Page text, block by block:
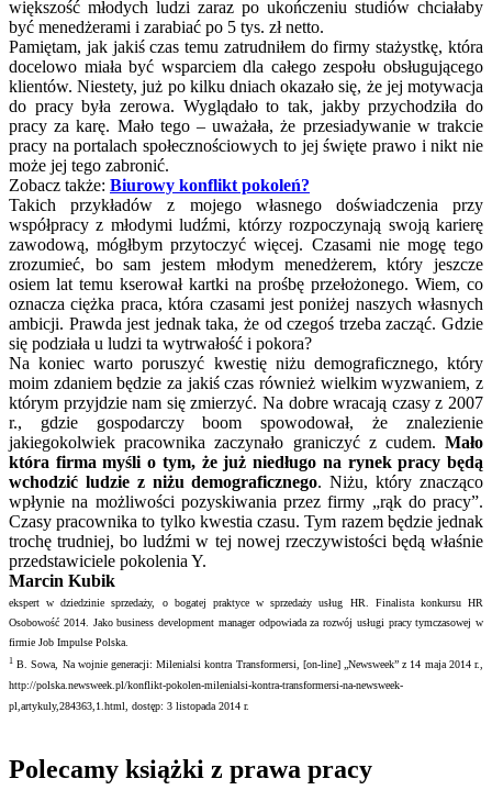
większość młodych ludzi zaraz po ukończeniu studiów chciałaby
być menedżerami i zarabiać po 5 tys. zł netto.
Pamiętam, jak jakiś czas temu zatrudniłem do firmy stażystkę, która
docelowo miała być wsparciem dla całego zespołu obsługującego
klientów. Niestety, już po kilku dniach okazało się, że jej motywacja
do pracy była zerowa. Wyglądało to tak, jakby przychodziła do
pracy za karę. Mało tego – uważała, że przesiadywanie w trakcie
pracy na portalach społecznościowych to jej święte prawo i nikt nie
może jej tego zabronić.
Zobacz także: Biurowy konflikt pokoleń?
Takich przykładów z mojego własnego doświadczenia przy
współpracy z młodymi ludźmi, którzy rozpoczynają swoją karierę
zawodową, mógłbym przytoczyć więcej. Czasami nie mogę tego
zrozumieć, bo sam jestem młodym menedżerem, który jeszcze
osiem lat temu kserował kartki na prośbę przełożonego. Wiem, co
oznacza ciężka praca, która czasami jest poniżej naszych własnych
ambicji. Prawda jest jednak taka, że od czegoś trzeba zacząć. Gdzie
się podziała u ludzi ta wytrwałość i pokora?
Na koniec warto poruszyć kwestię niżu demograficznego, który
moim zdaniem będzie za jakiś czas również wielkim wyzwaniem, z
którym przyjdzie nam się zmierzyć. Na dobre wracają czasy z 2007
r., gdzie gospodarczy boom spowodował, że znalezienie
jakiegokolwiek pracownika zaczynało graniczyć z cudem. Mało
która firma myśli o tym, że już niedługo na rynek pracy będą
wchodzić ludzie z niżu demograficznego. Niżu, który znacząco
wpłynie na możliwości pozyskiwania przez firmy „rąk do pracy”.
Czasy pracownika to tylko kwestia czasu. Tym razem będzie jednak
trochę trudniej, bo ludźmi w tej nowej rzeczywistości będą właśnie
przedstawiciele pokolenia Y.
Marcin Kubik
ekspert w dziedzinie sprzedaży, o bogatej praktyce w sprzedaży usług HR. Finalista konkursu HR
Osobowość 2014. Jako business development manager odpowiada za rozwój usługi pracy tymczasowej w
firmie Job Impulse Polska.
1 B. Sowa, Na wojnie generacji: Milenialsi kontra Transformersi, [on-line] „Newsweek” z 14 maja 2014 r.,
http://polska.newsweek.pl/konflikt-pokolen-milenialsi-kontra-transformersi-na-newsweek-
pl,artykuly,284363,1.html, dostęp: 3 listopada 2014 r.
Polecamy książki z prawa pracy